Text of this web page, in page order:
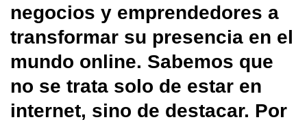
negocios y emprendedores a
transformar su presencia en el
mundo online. Sabemos que
no se trata solo de estar en
internet, sino de destacar. Por